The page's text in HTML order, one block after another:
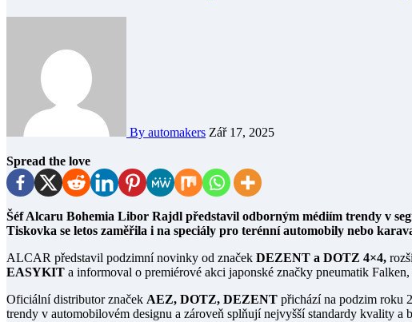
By automakers Zář 17, 2025
Spread the love
Šéf Alcaru Bohemia Libor Rajdl představil odborným médiím trendy v segmentu litých autokol pro zimní sezónu.
Tiskovka se letos zaměřila i na speciály pro terénní automobily nebo
ALCAR představil podzimní novinky od značek DEZENT a DOTZ 4×4,
EASYKIT a informoval o premiérové akci japonské značky pneumatik
Oficiální distributor značek AEZ, DOTZ, DEZENT přichází na podzim roku
trendy v automobilovém designu a zároveň splňují nejvyšší standardy kvality a